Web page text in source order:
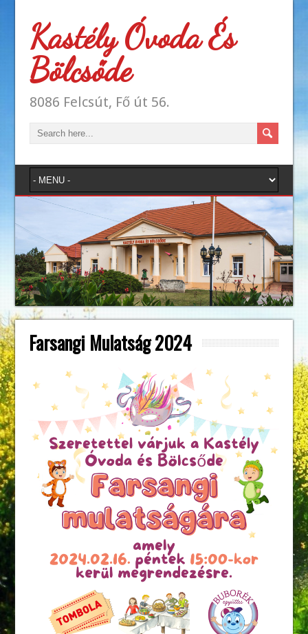
Kastély Óvoda És
Bölcsőde
8086 Felcsút, Fő út 56.
Farsangi Mulatság 2024